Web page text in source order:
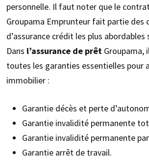
personnelle. Il faut noter que le
Groupama Emprunteur fait partie des
d’assurance crédit les plus abordables
Dans l’assurance de prêtGroupama,
toutes les garanties essentielles pour
immobilier :
Garantie décès et perte
Garantie invalidité permanente
Garantie invalidité permanente
Garantie arrêt de travail.